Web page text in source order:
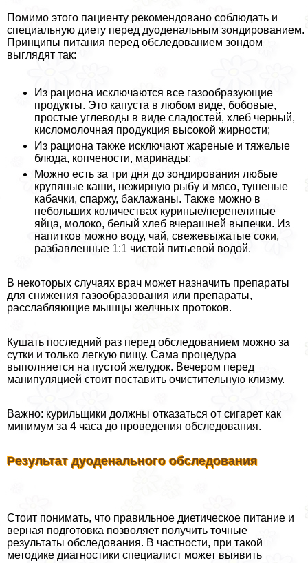
Помимо этого пациенту рекомендовано соблюдать и
специальную диету перед дуоденальным зондированием.
Принципы питания перед обследованием зондом
выглядят так:
Из рациона исключаются все газообразующие
продукты. Это капуста в любом виде, бобовые,
простые углеводы в виде сладостей, хлеб черный,
кисломолочная продукция высокой жирности;
Из рациона также исключают жареные и тяжелые
блюда, копчености, маринады;
Можно есть за три дня до зондирования любые
крупяные каши, нежирную рыбу и мясо, тушеные
кабачки, спаржу, баклажаны. Также можно в
небольших количествах куриные/перепелиные
яйца, молоко, белый хлеб вчерашней выпечки. Из
напитков можно воду, чай, свежевыжатые соки,
разбавленные 1:1 чистой питьевой водой.
В некоторых случаях врач может назначить препараты
для снижения газообразования или препараты,
расслабляющие мышцы желчных протоков.
Кушать последний раз перед обследованием можно за
сутки и только легкую пищу. Сама процедypa
выполняется на пустой желудок. Вечером перед
манипуляцией стоит поставить очистительную клизму.
Важно: курильщики должны отказаться от сигарет как
минимум за 4 часа до проведения обследования.
Результат дуоденального обследования
Стоит понимать, что правильное диетическое питание и
верная подготовка позволяет получить точные
результаты обследования. В частности, при такой
методике диагностики специалист может выявить